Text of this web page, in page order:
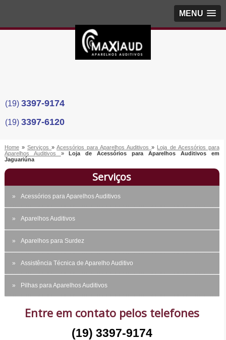
MENU
(19) 3397-9174
(19) 3397-6120
Home »Serviços»Acessórios para Aparelhos Auditivos» Loja de Acessórios para
Aparelhos Auditivos »Loja de Acessórios para Aparelhos Auditivos em
Jaguariúna
Serviços
Acessórios para Aparelhos Auditivos
Aparelhos Auditivos
Aparelhos para Surdez
Assistência Técnica de Aparelho Auditivo
Pilhas para Aparelhos Auditivos
Entre em contato pelos telefones
(19) 3397-9174